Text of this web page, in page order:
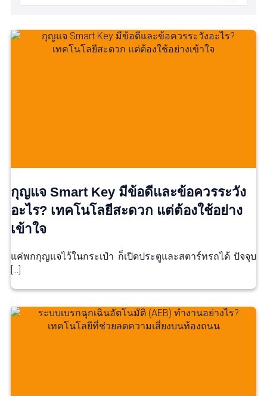
กุญแจ Smart Key มีข้อดีและข้อควรระวัง
อะไร? เทคโนโลยีสะดวก แต่ต้องใช้อย่าง
เข้าใจ
แค่พกกุญแจไว้ในกระเป๋า ก็เปิดประตูและสตาร์ทรถได้ ปัจจุบ
[…]